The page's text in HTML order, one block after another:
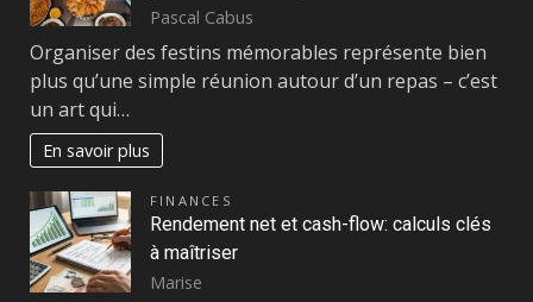
Pascal Cabus
Organiser des festins mémorables représente bien
plus qu’une simple réunion autour d’un repas – c’est
un art qui…
En savoir plus
FINANCES
Rendement net et cash-flow: calculs clés
à maîtriser
Marise